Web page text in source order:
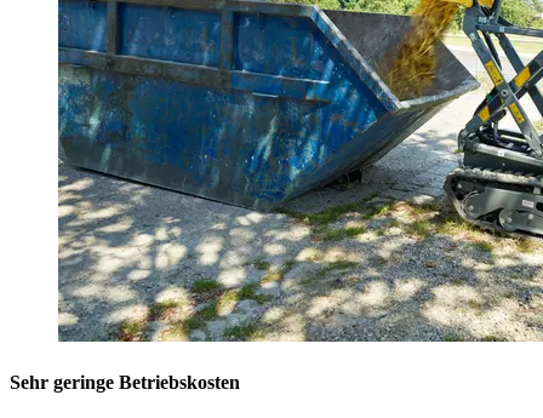
Sehr geringe Betriebskosten